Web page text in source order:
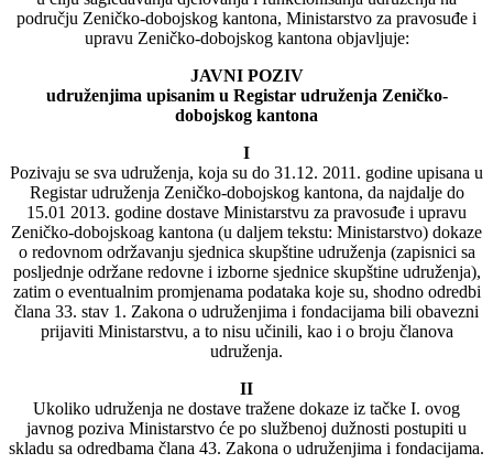
području Zeničko-dobojskog kantona, Ministarstvo za pravosuđe i
upravu Zeničko-dobojskog kantona objavljuje:
JAVNI POZIV
udruženjima upisanim u Registar udruženja Zeničko-
dobojskog kantona
I
Pozivaju se sva udruženja, koja su do 31.12. 2011. godine upisana u
Registar udruženja Zeničko-dobojskog kantona, da najdalje do
15.01 2013. godine dostave Ministarstvu za pravosuđe i upravu
Zeničko-dobojskoag kantona (u daljem tekstu: Ministarstvo) dokaze
o redovnom održavanju sjednica skupštine udruženja (zapisnici sa
posljednje održane redovne i izborne sjednice skupštine udruženja),
zatim o eventualnim promjenama podataka koje su, shodno odredbi
člana 33. stav 1. Zakona o udruženjima i fondacijama bili obavezni
prijaviti Ministarstvu, a to nisu učinili, kao i o broju članova
udruženja.
II
Ukoliko udruženja ne dostave tražene dokaze iz tačke I. ovog
javnog poziva Ministarstvo će po službenoj dužnosti postupiti u
skladu sa odredbama člana 43. Zakona o udruženjima i fondacijama.